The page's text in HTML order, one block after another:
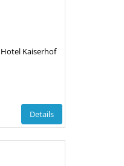
Kaiserhof
Details